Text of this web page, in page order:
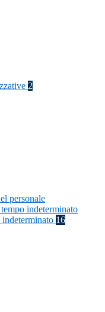
2
personale
indeterminato
indeterminato 16